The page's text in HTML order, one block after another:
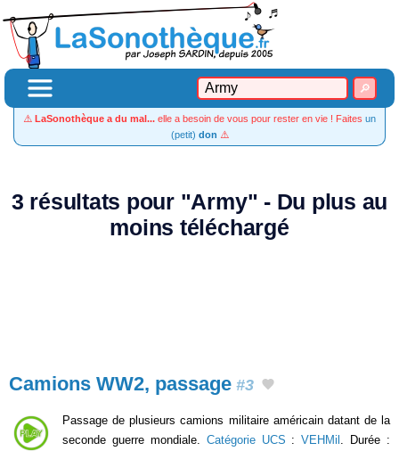
⚠️ LaSonothèque a du mal... elle a besoin de vous pour rester en vie ! Faites un
(petit) don ⚠️
3 résultats pour "Army" - Du plus au
moins téléchargé
Camions WW2, passage #3
Passage de plusieurs camions militaire américain datant de la
seconde guerre mondiale. Catégorie UCS :VEHMil . Durée :